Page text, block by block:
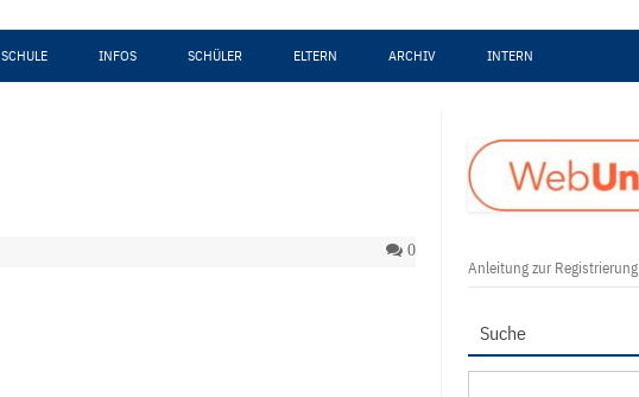
SCHULE INFOS SCHÜLER ELTERN ARCHIV INTERN
0
Anleitung zur Registrierung
Suche